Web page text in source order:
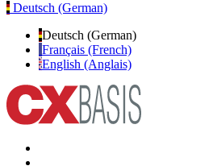
Deutsch (German)
Deutsch (German)
Français (French)
English (Anglais)